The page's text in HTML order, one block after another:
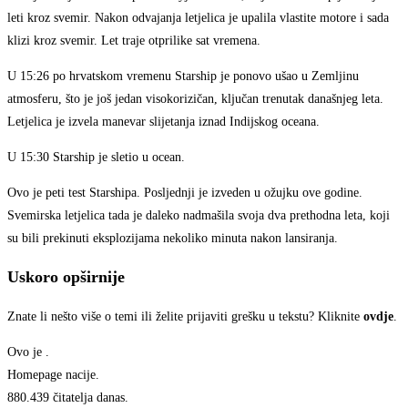
leti kroz svemir. Nakon odvajanja letjelica je upalila vlastite motore i sada
klizi kroz svemir. Let traje otprilike sat vremena.
U 15:26 po hrvatskom vremenu Starship je ponovo ušao u Zemljinu
atmosferu, što je još jedan visokorizičan, ključan trenutak današnjeg leta.
Letjelica je izvela manevar slijetanja iznad Indijskog oceana.
U 15:30 Starship je sletio u ocean.
Ovo je peti test Starshipa. Posljednji je izveden u ožujku ove godine.
Svemirska letjelica tada je daleko nadmašila svoja dva prethodna leta, koji
su bili prekinuti eksplozijama nekoliko minuta nakon lansiranja.
Uskoro opširnije
Znate li nešto više o temi ili želite prijaviti grešku u tekstu? Kliknite ovdje.
Ovo je .
Homepage nacije.
880.439 čitatelja danas.